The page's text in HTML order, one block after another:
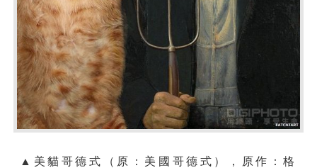
▲美貓哥德式（原：美國哥德式），原作：格